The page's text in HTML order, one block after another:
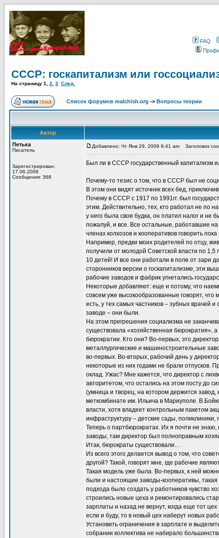
FAQ
СССР: госкапитализм или
На страницу 1 2 3 След.
Список форумов malchish.org -> Вопросы теории
Автор
Петька
Писатель
Зарегистрирован:
17.06.2006
Сообщения: 368
Добавлено: Чт Янв 29, 2009 9:41 am Заголовок
Был ли в СССР государственный капитализм
Почему-то тезис о том, что в СССР был не
В этом они видят источник всех бед,
Почему в СССР с 1917 по 1991гг. был
этим. Действительно, тех, кто работал не по
у него была своя будка, он платил налог и не
пожалуй, и все. Все остальные, работавшие
членах колхозов и кооперативов говорить
Например, предки моих родителей по отцу,
получили от молодой Советской власти по
10 детей! И все они работали в поле от зари
сторонников версии о госкапитализме, эти
рабочие заводов и фабрик угнетались
Некоторые добавляют: еще и потому, что
совсем уже высокообразованные говорят,
есть, у тех самых частников – зубных врачей
заводе – они были.
На этом прегрешения социализма не
существовала «хозяйственная бюрократия»,
бюрократии. Кто они? Во-первых, это
металлургические и машиностроительные
во-первых. Во-вторых, рабочий день у
некоторые из них годами не брали отпусков.
оклад. Ужас? Мне кажется, что директор с
авторитетом, что остались на этом посту до
(умница и творец, на котором держится
меткомбинате им. Ильича в Мариуполе.
власти, хотя владеет контрольным пакетом
инфраструктуру – детские сады,
Теперь о партбюрократах. Их я почти не знаю,
заводы, там директор был полноправным
Итак, бюрократы существовали…
Из всего этого делается вывод о том, что
другой? Такой, говорят мне, где рабочие
Такая модель уже была. Во-первых, к ней
были и настоящие заводы-кооперативы,
подхода было создать у работников чувство
строились новые цеха и ремонтировались
зарплаты и назад не вернут, когда еще тот
если и буду, то в новый цех наберут новых
Установить ограничения в зарплате и
собрании коллектива не набирало